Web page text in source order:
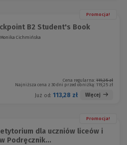
Promocja!
B2 Student's Book
Monika Cichmińska
Cena regularna: 119,25 zł
Najniższa cena z 30 dni przed obniżką: 119,25 zł
Już od: 113,28 zł Więcej
Promocja!
dla uczniów liceów i
Podręcznik...